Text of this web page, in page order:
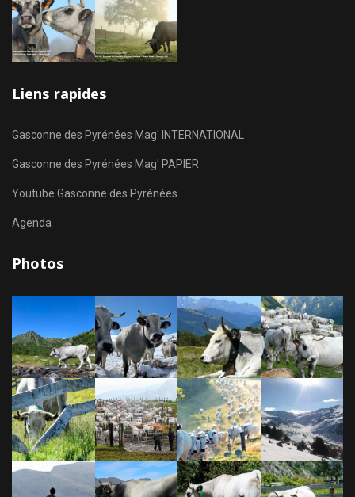
Liens rapides
Gasconne des Pyrénées Mag' INTERNATIONAL
Gasconne des Pyrénées Mag' PAPIER
Youtube Gasconne des Pyrénées
Agenda
Photos